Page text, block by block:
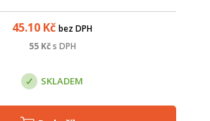
45.10 Kč bez DPH
55Kč s DPH
SKLADEM